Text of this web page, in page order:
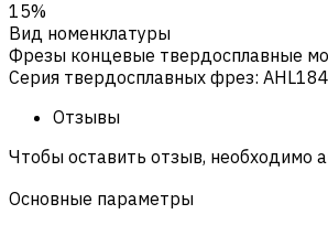
15%
Вид номенклатуры
Фрезы концевые твердосплавные
Серия твердосплавных фрез: AHL184
Отзывы
Чтобы оставить отзыв, необходимо
Основные параметры